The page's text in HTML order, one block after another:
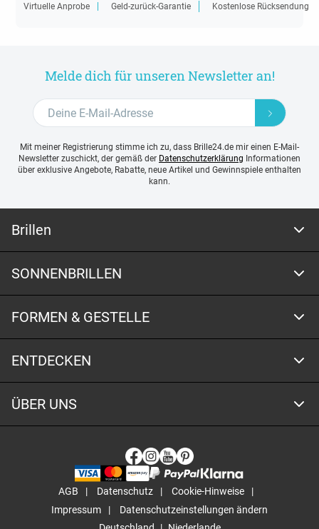
Virtuelle Anprobe Geld-zurück-Garantie Kostenlose Rücksendung
Melde dich für unseren Newsletter an!
Mit meiner Registrierung stimme ich zu, dass Brille24.de mir einen E-Mail-
Newsletter zuschickt, der gemäß der Datenschutzerklärung Informationen
über exklusive Angebote, Rabatte, neue Artikel und Gewinnspiele enthalten
kann.
Brillen
SONNENBRILLEN
FORMEN & GESTELLE
ENTDECKEN
ÜBER UNS
AGB Datenschutz
Cookie-Hinweise
Impressum
Datenschutzeinstellungen ändern